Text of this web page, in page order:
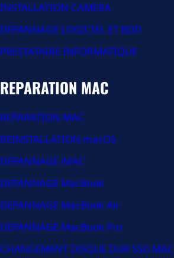
INSTALLATION CAMERA
DEPANNAGE LOGICIEL ET BDD
PRESTATAIRE INFORMATIQUE
REPARATION MAC
REPARATION MAC
REINSTALLATION macOS
DEPANNAGE iMAC
DEPANNAGE MacBook
DEPANNAGE MacBook Air
DEPANNAGE MacBook Pro
CHANGEMENT DISQUE DUR SSD MAC